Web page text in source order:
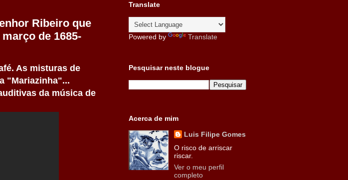
Ribeiro que
de 1685-
As misturas de
"Mariazinha"...
da música de
Translate
Powered by Translate
Pesquisar neste blogue
Acerca de mim
Luis Filipe Gomes
O risco de arriscar
riscar.
Ver o meu perfil
completo